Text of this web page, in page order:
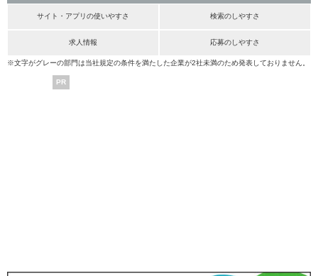
サイト・アプリの使いやすさ 検索のしやすさ
求人情報 応募のしやすさ
※文字がグレーの部門は当社規定の条件を満たした企業が2社未満のため発表しておりません。
PR